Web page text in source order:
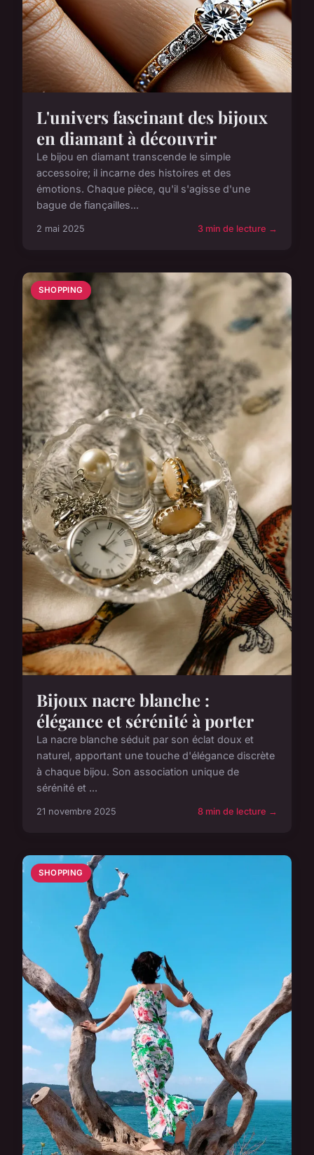
L'univers fascinant des bijoux
en diamant à découvrir
Le bijou en diamant transcende le simple
accessoire; il incarne des histoires et des
émotions. Chaque pièce, qu'il s'agisse d'une
bague de fiançailles...
2 mai 2025 3 min de lecture →
SHOPPING
Bijoux nacre blanche :
élégance et sérénité à porter
La nacre blanche séduit par son éclat doux et
naturel, apportant une touche d'élégance discrète
à chaque bijou. Son association unique de
sérénité et ...
21 novembre 2025 8 min de lecture →
SHOPPING